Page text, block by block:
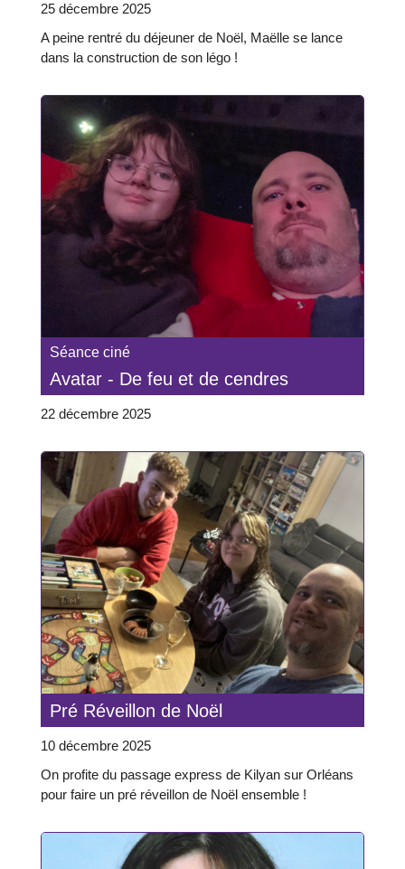
25 décembre 2025
A peine rentré du déjeuner de Noël, Maëlle se lance
dans la construction de son légo !
Séance ciné
Avatar - De feu et de cendres
22 décembre 2025
Pré Réveillon de Noël
10 décembre 2025
On profite du passage express de Kilyan sur Orléans
pour faire un pré réveillon de Noël ensemble !